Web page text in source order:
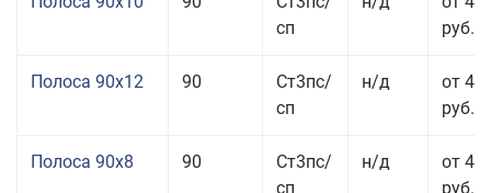
сп
руб.
Полоса 90x12 90
Ст3пс/
сп
н/д
от 42
руб.
Полоса 90x8 90
Ст3пс/
сп
н/д
от 42
руб.